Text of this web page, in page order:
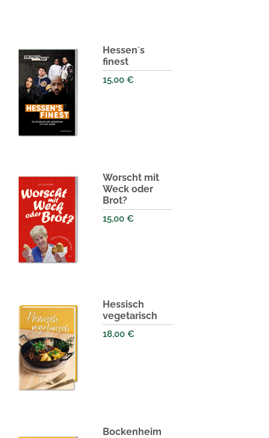
Hessen´s
finest
15,00 €
Worscht mit
Weck oder
Brot?
15,00 €
Hessisch
vegetarisch
18,00 €
Bockenheim